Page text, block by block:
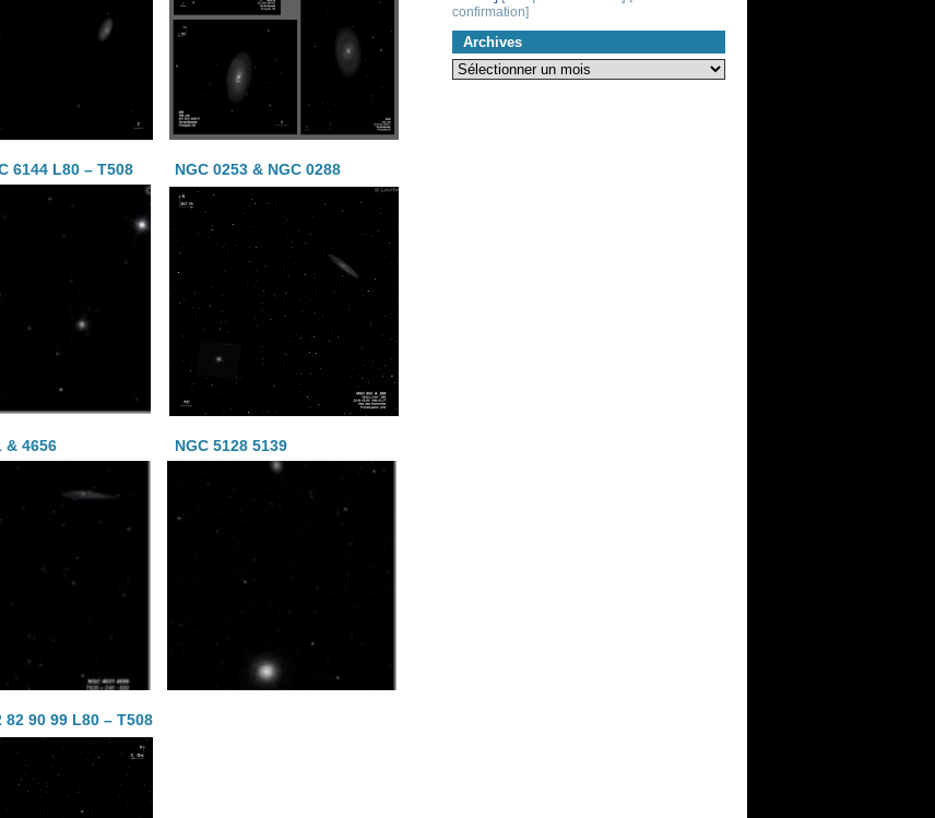
6144 L80 – T508 NGC 0253 & NGC 0288
& 4656 NGC 5128 5139
82 90 99 L80 – T508
confirmation]
Archives
Archives